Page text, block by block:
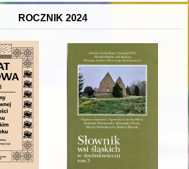
ROCZNIK 2024